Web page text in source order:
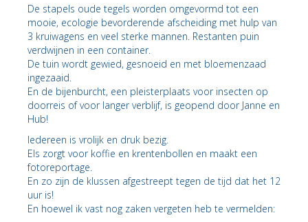
De stapels oude tegels worden omgevormd tot een
mooie, ecologie bevorderende afscheiding met hulp van
3 kruiwagens en veel sterke mannen. Restanten puin
verdwijnen in een container.
De tuin wordt gewied, gesnoeid en met bloemenzaad
ingezaaid.
En de bijenburcht, een pleisterplaats voor insecten op
doorreis of voor langer verblijf, is geopend door Janne en
Hub!
Iedereen is vrolijk en druk bezig.
Els zorgt voor koffie en krentenbollen en maakt een
fotoreportage.
En zo zijn de klussen afgestreept tegen de tijd dat het 12
uur is!
En hoewel ik vast nog zaken vergeten heb te vermelden: